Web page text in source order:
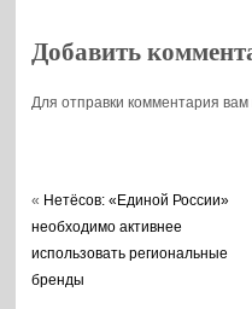
Добавить
Для отправки комментария
« Нетёсов: «Единой России»
необходимо активнее
использовать региональные
бренды